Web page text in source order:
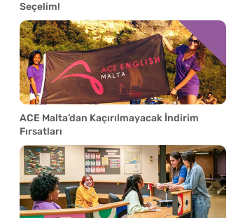
Seçelim!
ACE Malta’dan Kaçırılmayacak İndirim
Fırsatları